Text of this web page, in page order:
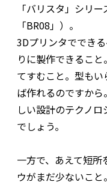
「バリスタ」シリ
「BR08」）。
3Dプリンタででき
りに製作できるこ
てすむこと。型も
ば作れるのですか
しい設計のテクノ
でしょう。
一方で、あえて短
ウがまだ少ないこ